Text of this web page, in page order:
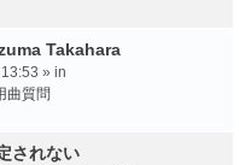
Takahara
» in
曲質問
されない